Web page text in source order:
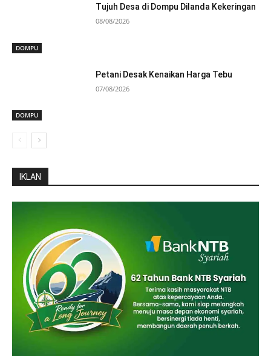
DOMPU
Tujuh Desa di Dompu Dilanda Kekeringan
08/08/2026
DOMPU
Petani Desak Kenaikan Harga Tebu
07/08/2026
IKLAN